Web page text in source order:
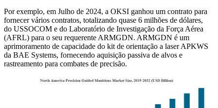
Por exemplo, em Julho de 2024, a OKSI ganhou um contrato para
fornecer vários contratos, totalizando quase 6 milhões de dólares,
do USSOCOM e do Laboratório de Investigação da Força Aérea
(AFRL) para o seu requerente ARMGDN. ARMGDN é um
aprimoramento de capacidade do kit de orientação a laser APKWS
da BAE Systems, fornecendo aquisição passiva de alvos e
rastreamento para combates de precisão.